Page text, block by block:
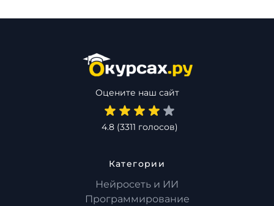
Оцените наш сайт
4.8(3311 голосов)
Категории
Нейросеть и ИИ
Программирование